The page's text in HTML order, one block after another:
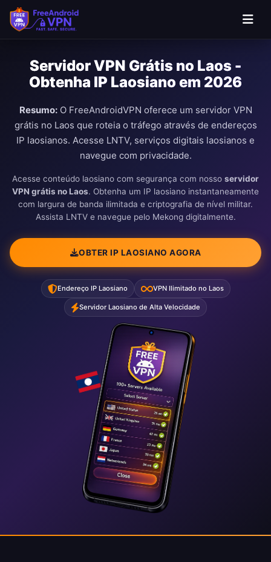
Ir para o conteúdo principal
Servidor VPN Grátis no Laos -
Obtenha IP Laosiano em 2026
Resumo:O FreeAndroidVPN oferece um servidor VPN
grátis no Laos que roteia o tráfego através de endereços
IP laosianos. Acesse LNTV, serviços digitais laosianos e
navegue com privacidade.
Acesse conteúdo laosiano com segurança com nosso servidor
VPN grátis no Laos. Obtenha um IP laosiano instantaneamente
com largura de banda ilimitada e criptografia de nível militar.
Assista LNTV e navegue pelo Mekong digitalmente.
OBTER IP LAOSIANO AGORA
Endereço IP Laosiano VPN Ilimitado no Laos
Servidor Laosiano de Alta Velocidade